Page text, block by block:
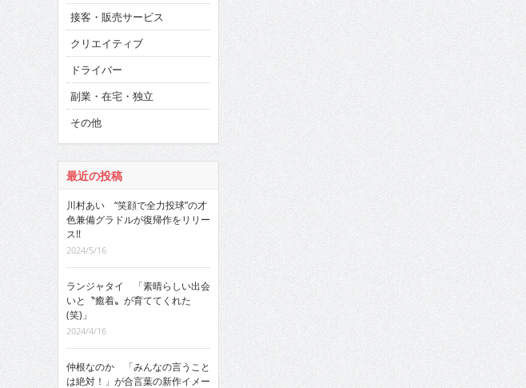
接客・販売サービス
クリエイティブ
ドライバー
副業・在宅・独立
その他
最近の投稿
川村あい “笑顔で全力投球”の才
色兼備グラドルが復帰作をリリー
ス!!
2024/5/16
ランジャタイ 「素晴らしい出会
いと〝癒着〟が育ててくれた
(笑)」
2024/4/16
仲根なのか 「みんなの言うこと
は絶対！」が合言葉の新作イメー